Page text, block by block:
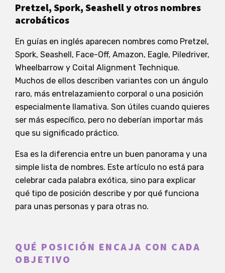
Pretzel, Spork, Seashell y otros nombres
acrobáticos
En guías en inglés aparecen nombres como Pretzel,
Spork, Seashell, Face-Off, Amazon, Eagle, Piledriver,
Wheelbarrow y Coital Alignment Technique.
Muchos de ellos describen variantes con un ángulo
raro, más entrelazamiento corporal o una posición
especialmente llamativa. Son útiles cuando quieres
ser más específico, pero no deberían importar más
que su significado práctico.
Esa es la diferencia entre un buen panorama y una
simple lista de nombres. Este artículo no está para
celebrar cada palabra exótica, sino para explicar
qué tipo de posición describe y por qué funciona
para unas personas y para otras no.
QUÉ POSICIÓN ENCAJA CON CADA
OBJETIVO